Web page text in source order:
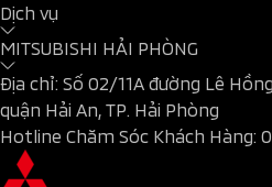
Dịch vụ
MITSUBISHI HẢI PHÒNG
Địa chỉ: Số 02/11A đường Lê
quận Hải An, TP. Hải Phòng
Hotline Chăm Sóc Khách Hàng: